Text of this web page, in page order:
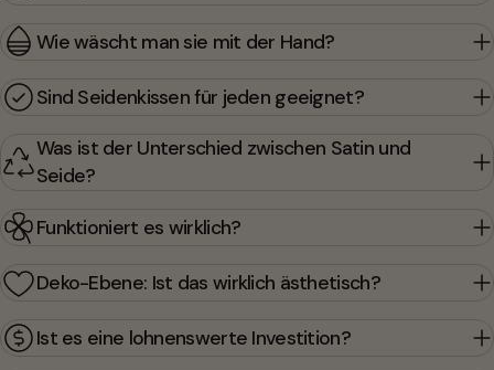
Wie wäscht man sie mit der Hand?
Sind Seidenkissen für jeden geeignet?
Was ist der Unterschied zwischen Satin und
Seide?
Funktioniert es wirklich?
Deko-Ebene: Ist das wirklich ästhetisch?
Ist es eine lohnenswerte Investition?